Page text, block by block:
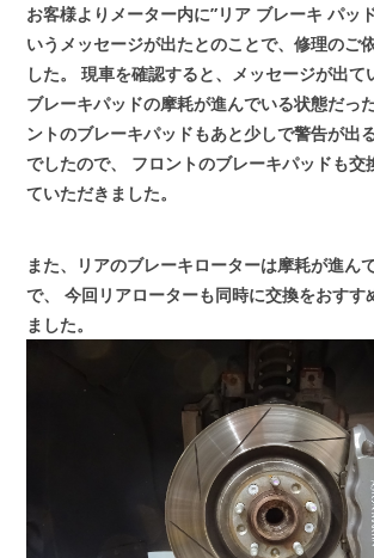
お客様よりメーター内に”リア ブレーキ パッ
いうメッセージが出たとのことで、修理のご
した。
現車を確認すると、メッセージが出て
ブレーキパッドの摩耗が進んでいる状態だっ
ントのブレーキパッドもあと少しで警告が出
でしたので、
フロントのブレーキパッドも交
ていただきました。
また、リアのブレーキローターは摩耗が進ん
で、
今回リアローターも同時に交換をおすす
ました。